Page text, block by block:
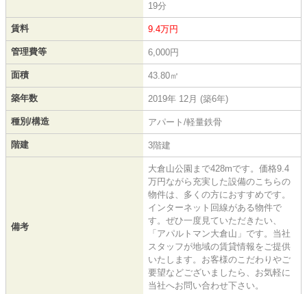
19分
賃料 9.4万円
管理費等 6,000円
面積 43.80㎡
築年数 2019年 12月 (築6年)
種別/構造 アパート/軽量鉄骨
階建 3階建
備考
大倉山公園まで428mです。価格9.4
万円ながら充実した設備のこちらの
物件は、多くの方におすすめです。
インターネット回線がある物件で
す。ぜひ一度見ていただきたい、
「アパルトマン大倉山」です。当社
スタッフが地域の賃貸情報をご提供
いたします。お客様のこだわりやご
要望などございましたら、お気軽に
当社へお問い合わせ下さい。